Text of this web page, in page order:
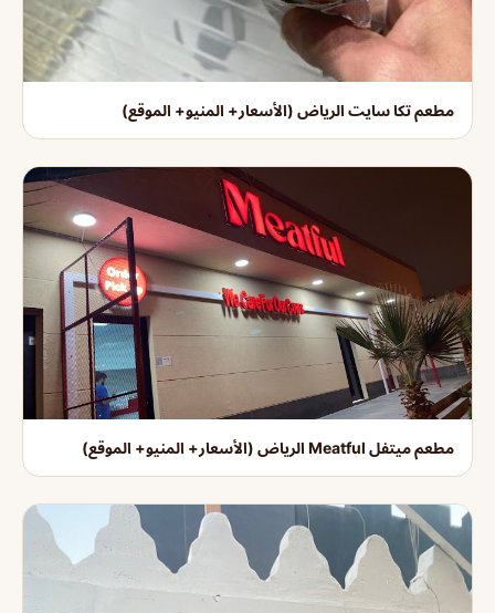
مطعم تكا سايت الرياض (الأسعار+ المنيو+ الموقع)
مطعم ميتفل Meatful الرياض (الأسعار+ المنيو+ الموقع)